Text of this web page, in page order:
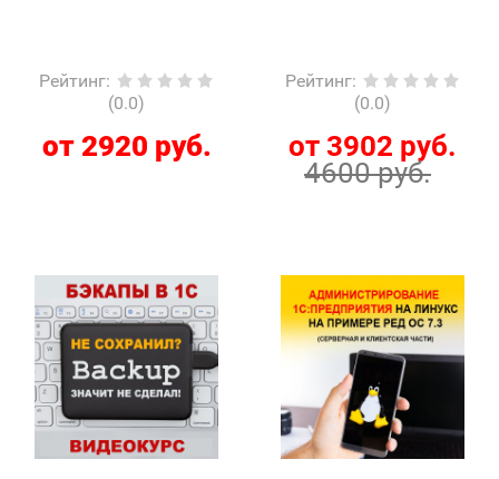
Рейтинг:
(0.0)
от 2920 руб.
Рейтинг:
(0.0)
от 3902 руб.
4600 руб.